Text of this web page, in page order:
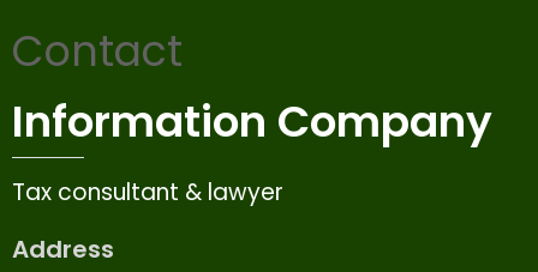
Contact
Information Company
Tax consultant & lawyer
Address